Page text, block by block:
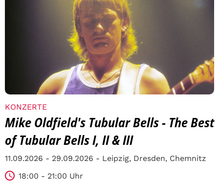
KONZERTE
Mike Oldfield's Tubular Bells - The Best
of Tubular Bells I, II & III
11.09.2026 - 29.09.2026 - Leipzig, Dresden, Chemnitz
18:00 - 21:00 Uhr